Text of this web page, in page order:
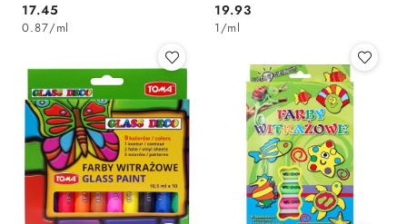
Cena:
17.45
0.87/ml
kolor. Creativo (301025013)
Cena:
19.93
1/ml